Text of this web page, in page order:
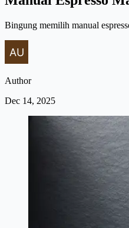
Bingung memilih manual
Author
Dec 14, 2025